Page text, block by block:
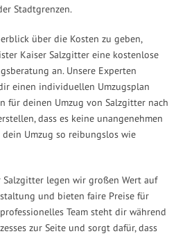
Stadtgrenzen.
über die Kosten zu geben,
Kaiser Salzgitter eine kostenlose
an. Unsere Experten
einen individuellen Umzugsplan
für deinen Umzug von Salzgitter nach
dass es keine unangenehmen
Umzug so reibungslos wie
Salzgitter legen wir großen Wert auf
und bieten faire Preise für
Team steht dir während
zur Seite und sorgt dafür, dass